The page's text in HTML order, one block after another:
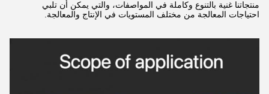
منتجاتنا غنية بالتنوع وكاملة في المواصفات، والتي يمكن أن تلبي
احتياجات المعالجة من مختلف المستويات في الإنتاج والمعالجة.